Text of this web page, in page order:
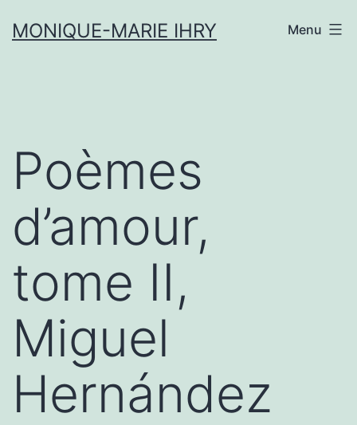
auMONIQUE-MARIE IHRY Menu
Poèmes
d’amour,
tome II,
Miguel
Hernández